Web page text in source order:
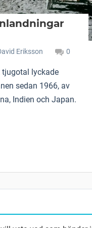
Eriksson 0
tjugotal lyckade
sedan 1966, av
Indien och Japan.